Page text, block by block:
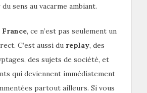
sens au vacarme ambiant.
France, ce n’est pas seulement un
C’est aussi du replay, des
des sujets de société, et
qui deviennent immédiatement
partout ailleurs. Si vous